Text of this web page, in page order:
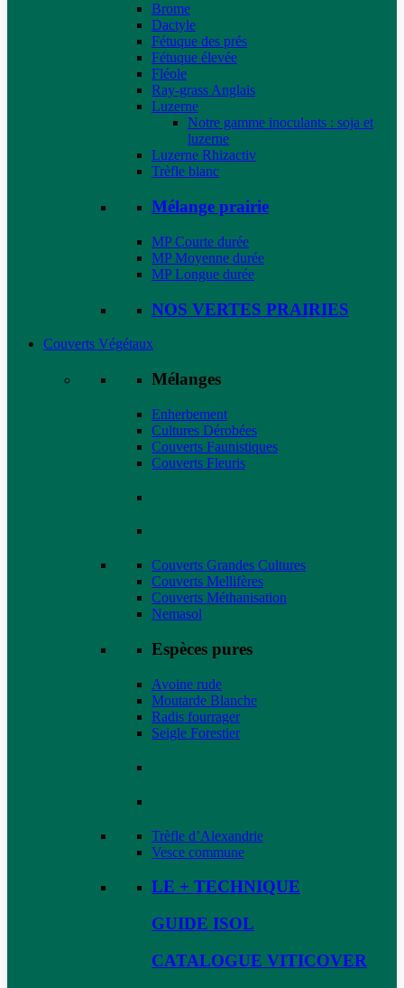
Brome
Dactyle
Fétuque des prés
Fétuque élevée
Fléole
Ray-grass Anglais
Luzerne
Notre gamme inoculants : soja et
luzerne
Luzerne Rhizactiv
Trèfle blanc
Mélange prairie
MP Courte durée
MP Moyenne durée
MP Longue durée
NOS VERTES PRAIRIES
Couverts Végétaux
Mélanges
Enherbement
Cultures Dérobées
Couverts Faunistiques
Couverts Fleuris
Couverts Grandes Cultures
Couverts Mellifères
Couverts Méthanisation
Nemasol
Espèces pures
Avoine rude
Moutarde Blanche
Radis fourrager
Seigle Forestier
Trèfle d’Alexandrie
Vesce commune
LE + TECHNIQUE
GUIDE ISOL
CATALOGUE VITICOVER